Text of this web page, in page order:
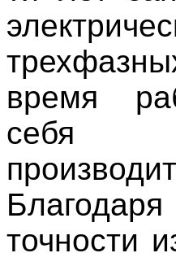
время
себя
точности